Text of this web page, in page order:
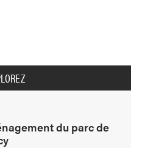
du parc de